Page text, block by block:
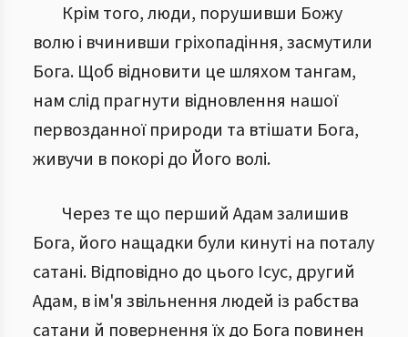
Крім того, люди, порушивши Божу
волю і вчинивши гріхопадіння, засмутили
Бога. Щоб відновити це шляхом тангам,
нам слід прагнути відновлення нашої
первозданної природи та втішати Бога,
живучи в покорі до Його волі.
Через те що перший Адам залишив
Бога, його нащадки були кинуті на поталу
сатані. Відповідно до цього Ісус, другий
Адам, в ім'я звільнення людей із рабства
сатани й повернення їх до Бога повинен